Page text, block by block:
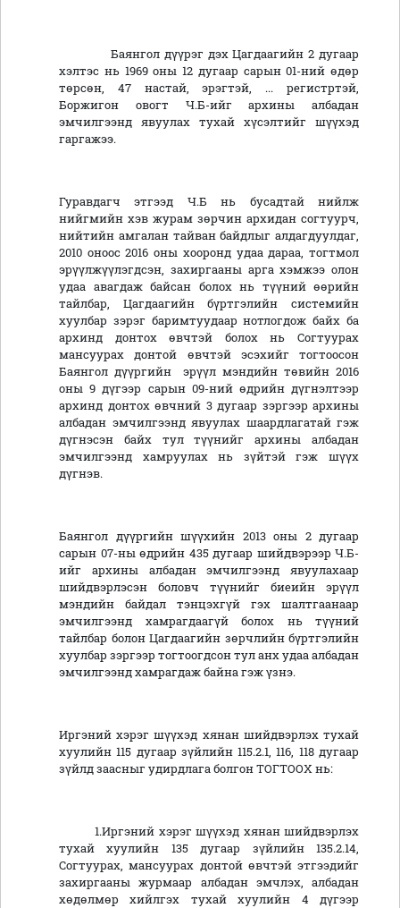
Баянгол дүүрэг дэх Цагдаагийн 2 дугаар
хэлтэс нь 1969 оны 12 дугаар сарын 01-ний өдөр
төрсөн, 47 настай, эрэгтэй, ... регистртэй,
Боржигон овогт Ч.Б-ийг архины албадан
эмчилгээнд явуулах тухай хүсэлтийг шүүхэд
гаргажээ.
Гуравдагч этгээд Ч.Б нь бусадтай нийлж
нийгмийн хэв журам зөрчин архидан согтуурч,
нийтийн амгалан тайван байдлыг алдагдуулдаг,
2010 оноос 2016 оны хооронд удаа дараа, тогтмол
эрүүлжүүлэгдсэн, захиргааны арга хэмжээ олон
удаа авагдаж байсан болох нь түүний өөрийн
тайлбар, Цагдаагийн бүртгэлийн системийн
хуулбар зэрэг баримтуудаар нотлогдож байх ба
архинд донтох өвчтэй болох нь Согтуурах
мансуурах донтой өвчтэй эсэхийг тогтоосон
Баянгол дүүргийн эрүүл мэндийн төвийн 2016
оны 9 дүгээр сарын 09-ний өдрийн дүгнэлтээр
архинд донтох өвчний 3 дугаар зэргээр архины
албадан эмчилгээнд явуулах шаардлагатай гэж
дүгнэсэн байх тул түүнийг архины албадан
эмчилгээнд хамруулах нь зүйтэй гэж шүүх
дүгнэв.
Баянгол дүүргийн шүүхийн 2013 оны 2 дугаар
сарын 07-ны өдрийн 435 дугаар шийдвэрээр Ч.Б-
ийг архины албадан эмчилгээнд явуулахаар
шийдвэрлэсэн боловч түүнийг биеийн эрүүл
мэндийн байдал тэнцэхгүй гэх шалтгаанаар
эмчилгээнд хамрагдаагүй болох нь түүний
тайлбар болон Цагдаагийн зөрчлийн бүртгэлийн
хуулбар зэргээр тогтоогдсон тул анх удаа албадан
эмчилгээнд хамрагдаж байна гэж үзнэ.
Иргэний хэрэг шүүхэд хянан шийдвэрлэх тухай
хуулийн 115 дугаар зүйлийн 115.2.1, 116, 118 дугаар
зүйлд заасныг удирдлага болгон ТОГТООХ нь:
1.Иргэний хэрэг шүүхэд хянан шийдвэрлэх
тухай хуулийн 135 дугаар зүйлийн 135.2.14,
Согтуурах, мансуурах донтой өвчтэй этгээдийг
захиргааны журмаар албадан эмчлэх, албадан
хөдөлмөр хийлгэх тухай хуулийн 4 дүгээр